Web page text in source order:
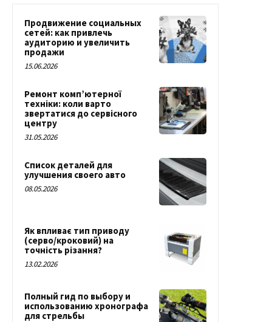
Продвижение социальных
сетей: как привлечь
аудиторию и увеличить
продажи
15.06.2026
Ремонт комп’ютерної
техніки: коли варто
звертатися до сервісного
центру
31.05.2026
Список деталей для
улучшения своего авто
08.05.2026
Як впливає тип приводу
(серво/кроковий) на
точність різання?
13.02.2026
Полный гид по выбору и
использованию хронографа
для стрельбы